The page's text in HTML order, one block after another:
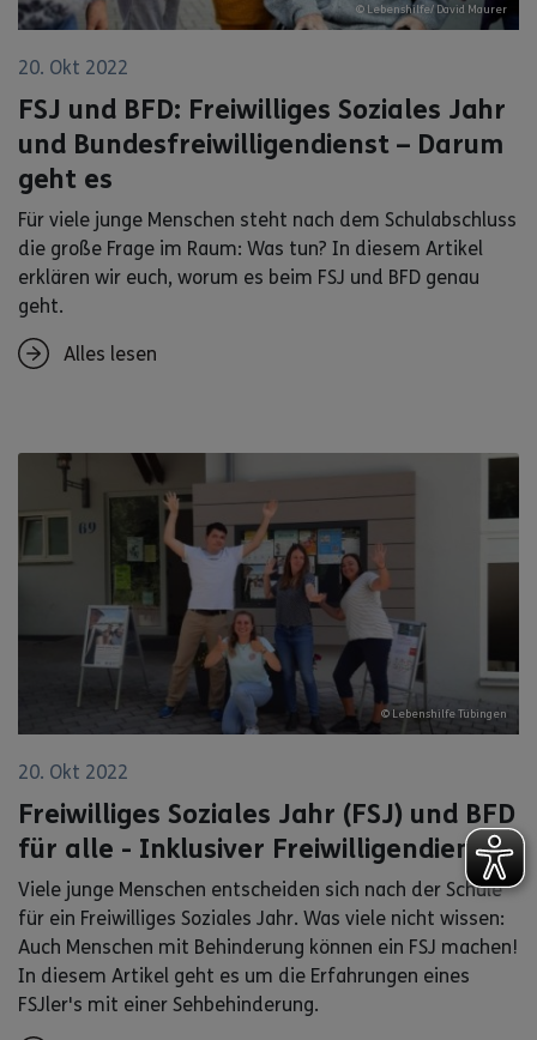
© Lebenshilfe/ David Maurer
20. Okt 2022
FSJ und BFD: Freiwilliges Soziales Jahr
und Bundesfreiwilligendienst – Darum
geht es
Für viele junge Menschen steht nach dem Schulabschluss
die große Frage im Raum: Was tun? In diesem Artikel
erklären wir euch, worum es beim FSJ und BFD genau
geht.
Alles lesen
© Lebenshilfe Tübingen
20. Okt 2022
Freiwilliges Soziales Jahr (FSJ) und BFD
für alle - Inklusiver Freiwilligendienst
Viele junge Menschen entscheiden sich nach der Schule
für ein Freiwilliges Soziales Jahr. Was viele nicht wissen:
Auch Menschen mit Behinderung können ein FSJ machen!
In diesem Artikel geht es um die Erfahrungen eines
FSJler's mit einer Sehbehinderung.